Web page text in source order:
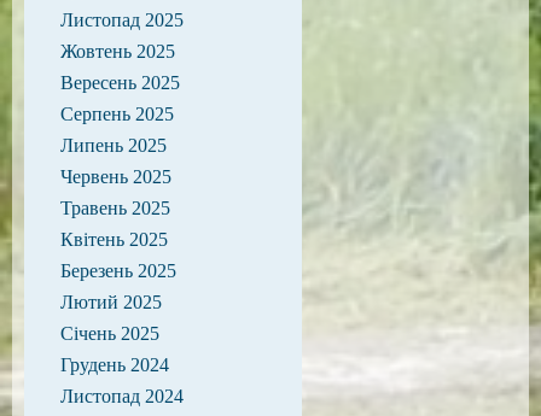
Листопад 2025
Жовтень 2025
Вересень 2025
Серпень 2025
Липень 2025
Червень 2025
Травень 2025
Квітень 2025
Березень 2025
Лютий 2025
Січень 2025
Грудень 2024
Листопад 2024